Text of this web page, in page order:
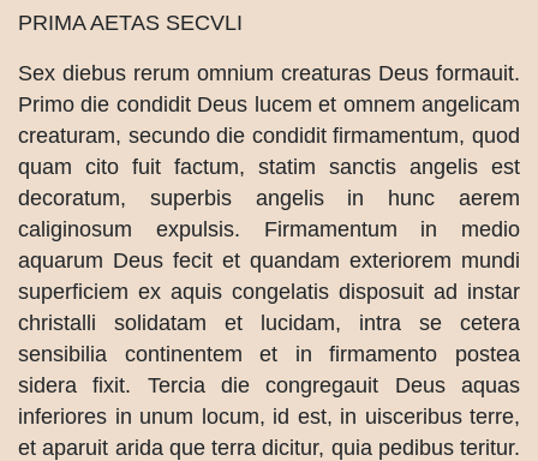
PRIMA AETAS SECVLI
Sex diebus rerum omnium creaturas Deus formauit.
Primo die condidit Deus lucem et omnem angelicam
creaturam, secundo die condidit firmamentum, quod
quam cito fuit factum, statim sanctis angelis est
decoratum, superbis angelis in hunc aerem
caliginosum expulsis. Firmamentum in medio
aquarum Deus fecit et quandam exteriorem mundi
superficiem ex aquis congelatis disposuit ad instar
christalli solidatam et lucidam, intra se cetera
sensibilia continentem et in firmamento postea
sidera fixit. Tercia die congregauit Deus aquas
inferiores in unum locum, id est, in uisceribus terre,
et aparuit arida que terra dicitur, quia pedibus teritur.